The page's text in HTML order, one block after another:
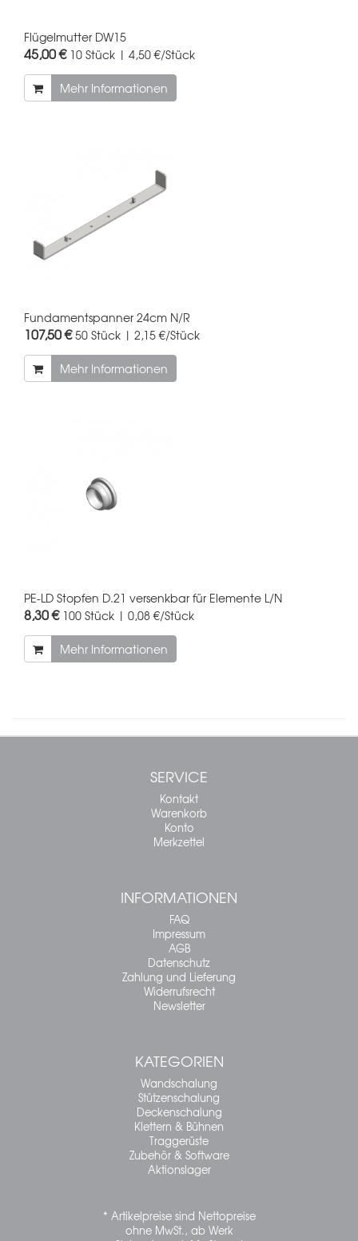
Flügelmutter DW15
45,00 € 10 Stück | 4,50 €/Stück
Mehr Informationen
Fundamentspanner 24cm N/R
107,50 €50 Stück | 2,15 €/Stück
Mehr Informationen
PE-LD Stopfen D.21 versenkbar für Elemente L/N
8,30 € 100 Stück | 0,08 €/Stück
Mehr Informationen
SERVICE
Kontakt
Warenkorb
Konto
Merkzettel
INFORMATIONEN
FAQ
Impressum
AGB
Datenschutz
Zahlung und Lieferung
Widerrufsrecht
Newsletter
KATEGORIEN
Wandschalung
Stützenschalung
Deckenschalung
Klettern & Bühnen
Traggerüste
Zubehör & Software
Aktionslager
* Artikelpreise sind Nettopreise
ohne MwSt., ab Werk